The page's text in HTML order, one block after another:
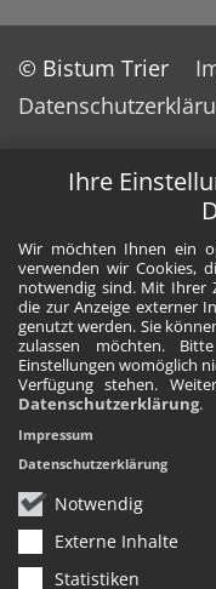
Ihre
Wir möchten Ihnen ein
verwenden wir Cookies,
notwendig sind. Mit Ihrer
die zur Anzeige externer
genutzt werden. Sie
zulassen möchten.
Einstellungen womöglich
Verfügung stehen.
Datenschutzerklärung.
Notwendig
Externe Inhalte
Statistiken
Impressum
Datenschutzerklärung
© Bistum Trier